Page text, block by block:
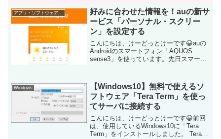
アプリ・ソフトウェア・サービス
好みに合わせた情報を！auの新サ
ービス「パーソナル・スクリー
ン」を設定する
こんにちは、けーどっとけーです😀auの
Androidのスマートフォン「AQUOS
sense3」を使っています。先日スマート
ル・スクリーン」は、その人の好みに合
わせてサ...
Windows
【Windows10】無料で使えるソ
フトウェア「Tera Term」を使っ
てサーバに接続する
こんにちは、けーどっとけーです😀前回
は、使用しているWindows10に「Tera
Term」をインストールしました。 Tera